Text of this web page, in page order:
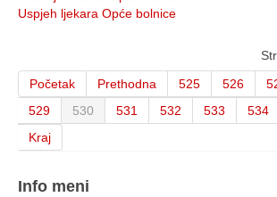
Uspjeh ljekara Opće bolnice
Početak
Prethodna 525 526
529
530 531 532 533 534
Kraj
Info meni